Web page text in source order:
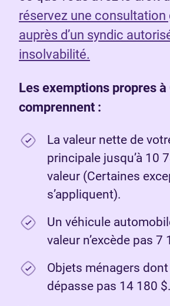
réservez une consultation
auprès d’un syndic
insolvabilité.
Les exemptions propres à
comprennent :
La valeur nette de
principale jusqu’à 10
valeur (Certaines
s’appliquent).
Un véhicule
valeur n’excède pas 7
Objets ménagers
dépasse pas 14 180 $.